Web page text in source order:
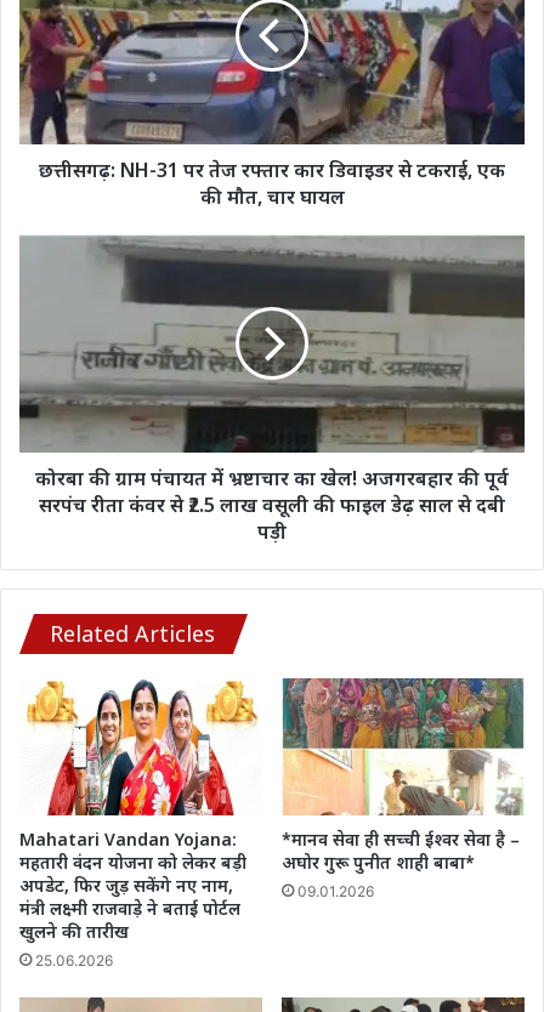
पर
तेज
रफ्तार
कार
डिवाइडर
से
टकराई,
मौत,
छत्तीसगढ़: NH-31 पर तेज रफ्तार कार डिवाइडर से टकराई, एक
की मौत, चार घायल
का
खेल!
अजगरबहार
कंवर
₹2.5
लाख
वसूली
की
फाइल
दबी
पड़ी
कोरबा की ग्राम पंचायत में भ्रष्टाचार का खेल! अजगरबहार की पूर्व
सरपंच रीता कंवर से ₹2.5 लाख वसूली की फाइल डेढ़ साल से दबी
पड़ी
Related Articles
Mahatari Vandan Yojana:
महतारी वंदन योजना को लेकर बड़ी
अपडेट, फिर जुड़ सकेंगे नए नाम,
मंत्री लक्ष्मी राजवाड़े ने बताई पोर्टल
खुलने की तारीख
25.06.2026
*मानव सेवा ही सच्ची ईश्वर सेवा है –
अघोर गुरू पुनीत शाही बाबा*
09.01.2026